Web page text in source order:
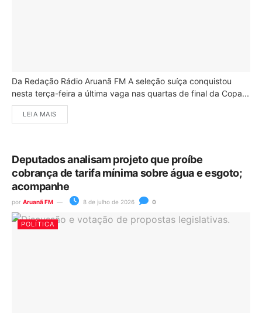
Da Redação Rádio Aruanã FM A seleção suíça conquistou
nesta terça-feira a última vaga nas quartas de final da Copa...
LEIA MAIS
Deputados analisam projeto que proíbe
cobrança de tarifa mínima sobre água e esgoto;
acompanhe
por Aruanã FM 8 de julho de 2026 0
POLÍTICA